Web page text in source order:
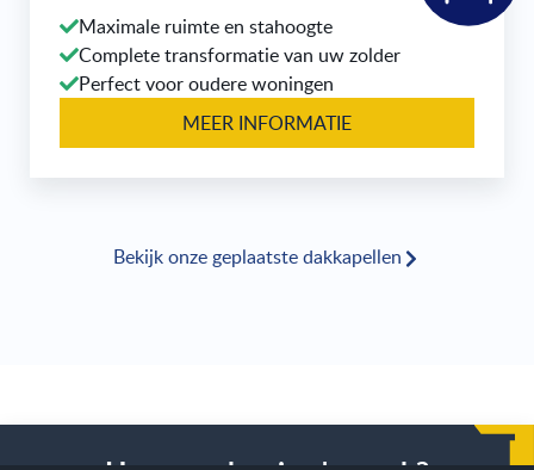
Maximale ruimte en stahoogte
Complete transformatie van uw zolder
Perfect voor oudere woningen
MEER INFORMATIE
Bekijk onze geplaatste dakkapellen